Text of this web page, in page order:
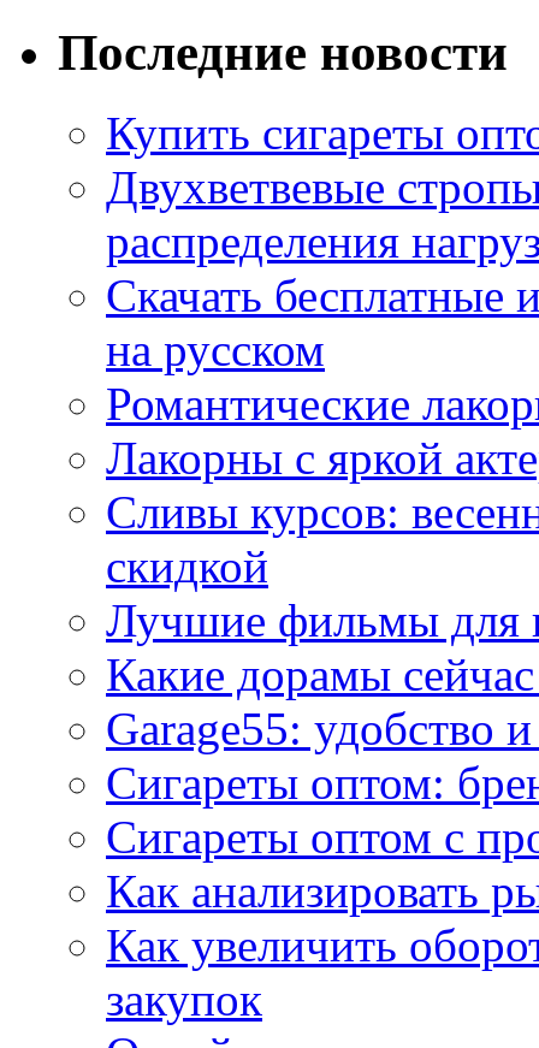
Последние новости
Купить сигареты
Двухветвевые
распределения
Скачать
на русском
Романтические
Лакорны с яркой
Сливы курсов:
скидкой
Лучшие фильмы для
Какие дорамы
Garage55: удобство
Сигареты оптом:
Сигареты оптом с
Как анализировать
Как увеличить
закупок